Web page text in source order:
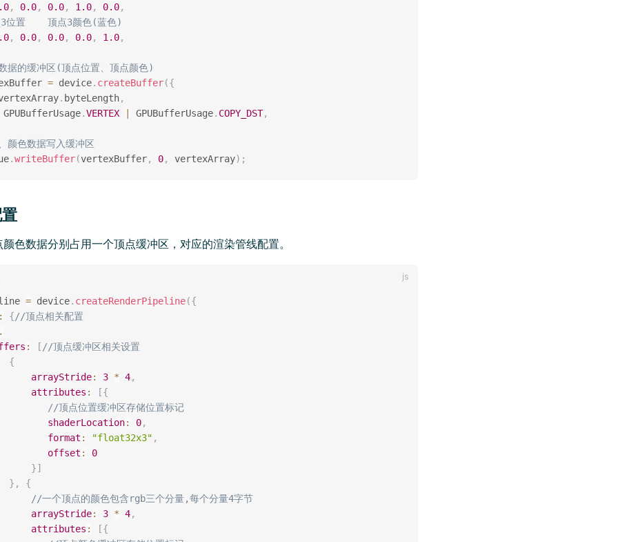
, 0.0, 0.0, 1.0, 0.0,
位置    顶点3颜色(蓝色)
, 0.0, 0.0, 0.0, 1.0,
据的缓冲区(顶点位置、顶点颜色)
= device. createBuffer({
. byteLength,
GPUBufferUsage.VERTEX | GPUBufferUsage. COPY_DST,
颜色数据写入缓冲区
.writeBuffer(vertexBuffer, 0, vertexArray) ;
色数据分别占用一个顶点缓冲区，对应的渲染管线配置。
= device. createRenderPipeline({
{//顶点相关配置
: [ //顶点缓冲区相关设置
{
arrayStride: 3 * 4,
attributes : [{
//顶点位置缓冲区存储位置标记
shaderLocation: 0,
format : "float32x3" ,
offset :
0
}]
} ,
{
//一个顶点的颜色包含rgb三个分量,每个分量4字节
arrayStride: 3 * 4,
attributes : [{